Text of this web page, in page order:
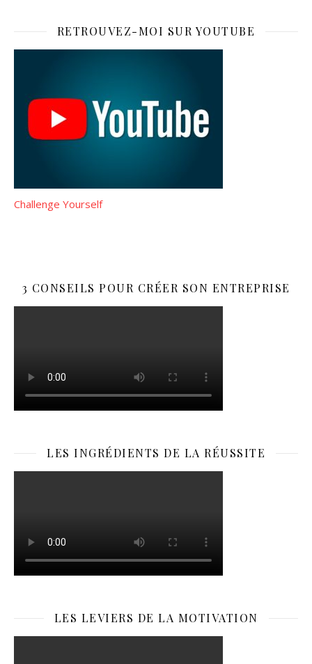
RETROUVEZ-MOI SUR YOUTUBE
Challenge Yourself
3 CONSEILS POUR CRÉER SON ENTREPRISE
LES INGRÉDIENTS DE LA RÉUSSITE
LES LEVIERS DE LA MOTIVATION